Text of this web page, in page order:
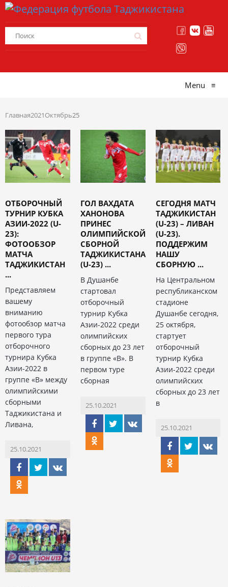
Menu ≡
Главная2021Октябрь25
ОТБОРОЧНЫЙ
ТУРНИР КУБКА
АЗИИ-2022 (U-
23):
ФОТООБЗОР
МАТЧА
ТАДЖИКИСТАН
...
Представляем
вашему
вниманию
фотообзор матча
первого тура
отборочного
турнира Кубка
Азии-2022 в
группе «В» между
олимпийскими
сборными
Таджикистана и
Ливана,
25.10.2021
ГОЛ ВАХДАТА
ХАНОНОВА
ПРИНЕС
ОЛИМПИЙСКОЙ
СБОРНОЙ
ТАДЖИКИСТАНА
(U-23) ...
В Душанбе
стартовал
отборочный
турнир Кубка
Азии-2022 среди
олимпийских
сборных до 23 лет
в группе «В». В
первом туре
сборная
25.10.2021
СЕГОДНЯ МАТЧ
ТАДЖИКИСТАН
(U-23) – ЛИВАН
(U-23).
ПОДДЕРЖИМ
НАШУ
СБОРНУЮ ...
На Центральном
республиканском
стадионе
Душанбе сегодня,
25 октября,
стартует
отборочный
турнир Кубка
Азии-2022 среди
олимпийских
сборных до 23 лет
в
25.10.2021